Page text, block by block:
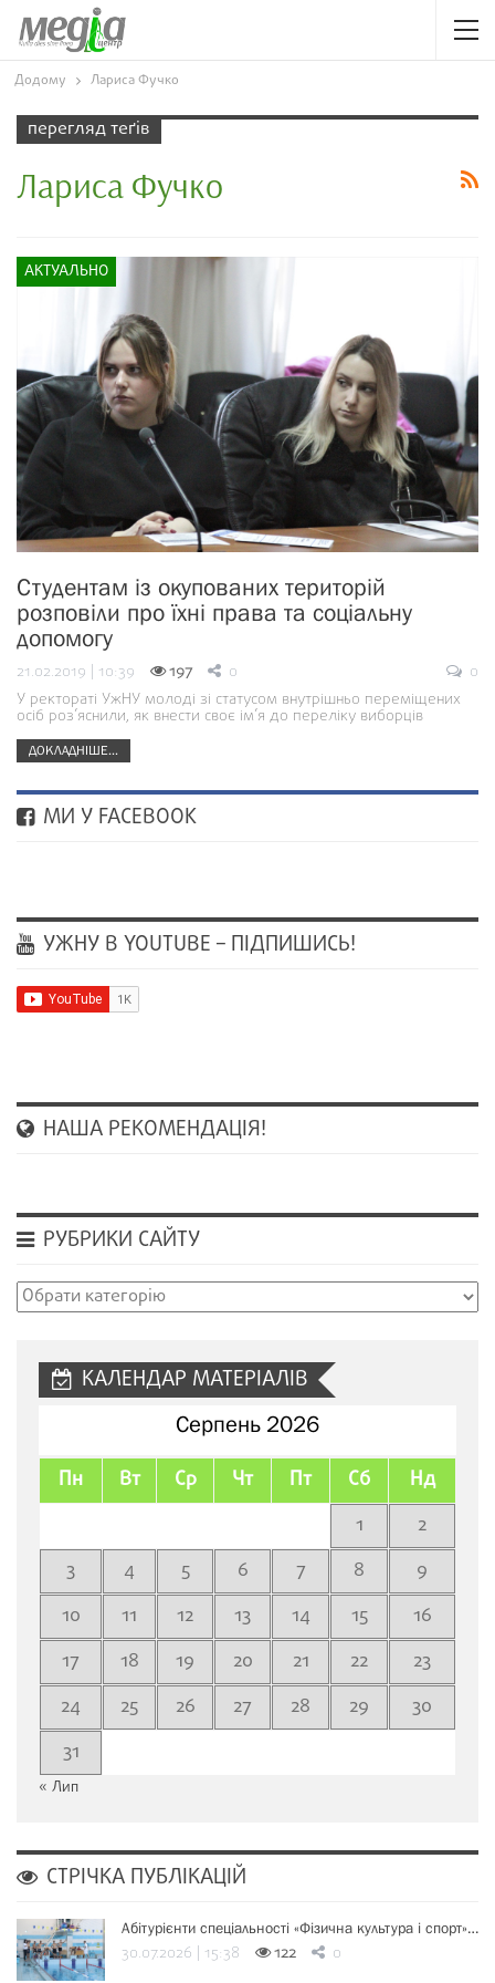
Додому Лариса Фучко
перегляд теґів
Лариса Фучко
АКТУАЛЬНО
Студентам із окупованих територій
розповіли про їхні права та соціальну
допомогу
21.02.2019 | 10:39 197 0
0
У ректораті УжНУ молоді зі статусом внутрішньо переміщених
осіб роз’яснили, як внести своє ім’я до переліку виборців
ДОКЛАДНІШЕ...
МИ У FACEBOOK
УЖНУ В YOUTUBE – ПІДПИШИСЬ!
НАША РЕКОМЕНДАЦІЯ!
РУБРИКИ САЙТУ
Рубрики
КАЛЕНДАР МАТЕРІАЛІВ
Серпень 2026
Пн Вт Ср Чт Пт Сб Нд
1
2
3
4 5 6 7 8
9
10
11 12 13 14 15
16
17
18 19 20 21 22
23
24
25 26 27 28 29
30
31
« Лип
СТРІЧКА ПУБЛІКАЦІЙ
Абітурієнти спеціальності «Фізична культура і спорт»…
30.07.2026 | 15:38 122 0